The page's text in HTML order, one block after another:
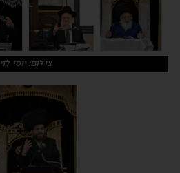
צילום: יוסי לוי